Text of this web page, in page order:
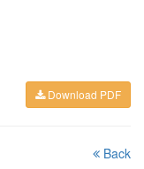
Download PDF
Back